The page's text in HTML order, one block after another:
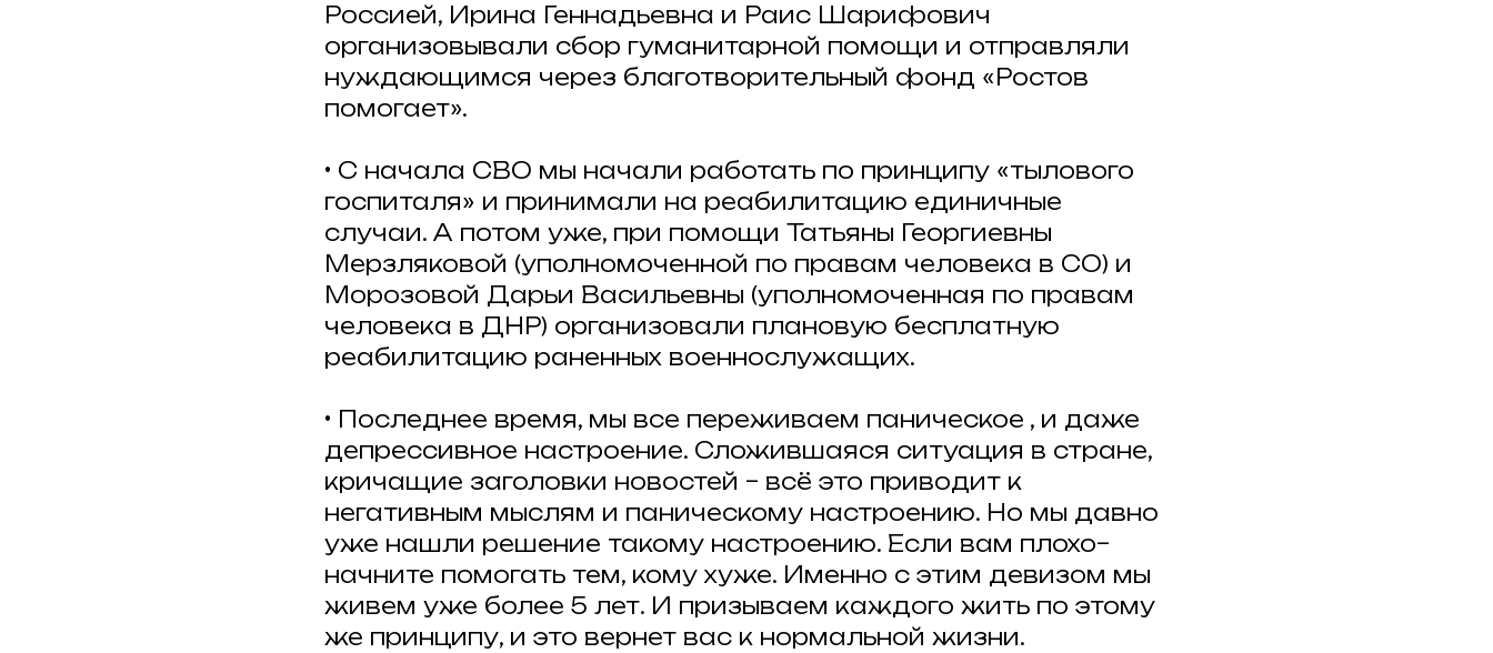
Россией, Ирина Геннадьевна и Раис Шарифович
организовывали сбор гуманитарной помощи и отправляли
нуждающимся через благотворительный фонд «Ростов
помогает».
• С начала СВО мы начали работать по принципу «тылового
госпиталя» и принимали на реабилитацию единичные
случаи. А потом уже, при помощи Татьяны Георгиевны
Мерзляковой (уполномоченной по правам человека в СО) и
Морозовой Дарьи Васильевны (уполномоченная по правам
человека в ДНР) организовали плановую бесплатную
реабилитацию раненных военнослужащих.
• Последнее время, мы все переживаем паническое , и даже
депрессивное настроение. Сложившаяся ситуация в стране,
кричащие заголовки новостей – всё это приводит к
негативным мыслям и паническому настроению. Но мы давно
уже нашли решение такому настроению. Если вам плохо–
начните помогать тем, кому хуже. Именно с этим девизом мы
живем уже более 5 лет. И призываем каждого жить по этому
же принципу, и это вернет вас к нормальной жизни.